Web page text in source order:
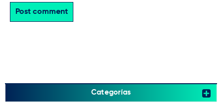
Post comment
Categorías